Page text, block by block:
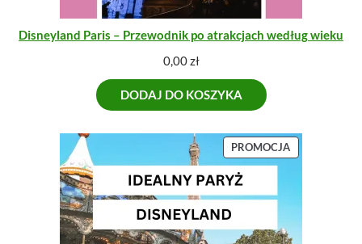
Disneyland Paris – Przewodnik po atrakcjach według wieku
0,00zł
DODAJ DO KOSZYKA
PROMOCJAP
R
T